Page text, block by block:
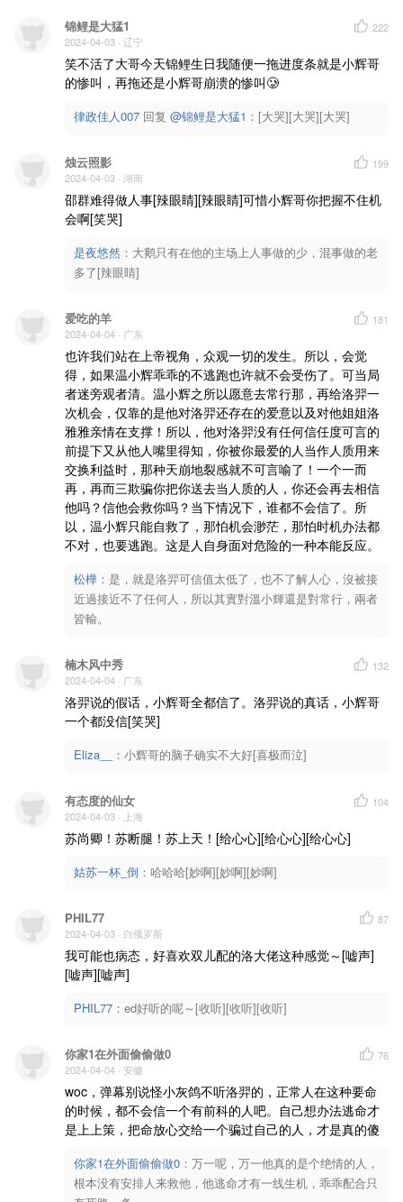
锦鲤是大猛1
2024-04-03 · 辽宁
222
笑不活了大哥今天锦鲤生日我随便一拖进度条就是小辉哥
的惨叫，再拖还是小辉哥崩溃的惨叫🥲
律政佳人007 回复 @锦鲤是大猛1 ：[大哭][大哭][大哭]
烛云照影
2024-04-03 · 湖南
199
邵群难得做人事[辣眼睛][辣眼睛]可惜小辉哥你把握不住机
会啊[笑哭]
是夜悠然 ： 大鹅只有在他的主场上人事做的少，混事做的老
多了[辣眼睛]
爱吃的羊
2024-04-04 · 广东
181
也许我们站在上帝视角，众观一切的发生。所以，会觉
得，如果温小辉乖乖的不逃跑也许就不会受伤了。可当局
者迷旁观者清。温小辉之所以愿意去常行那，再给洛羿一
次机会，仅靠的是他对洛羿还存在的爱意以及对他姐姐洛
雅雅亲情在支撑！所以，他对洛羿没有任何信任度可言的
前提下又从他人嘴里得知，你被你最爱的人当作人质用来
交换利益时，那种天崩地裂感就不可言喻了！一个一而
再，再而三欺骗你把你送去当人质的人，你还会再去相信
他吗？信他会救你吗？当下情况下，谁都不会信了。所
以，温小辉只能自救了，那怕机会渺茫，那怕时机办法都
不对，也要逃跑。这是人自身面对危险的一种本能反应。
松樺 ： 是，就是洛羿可信值太低了，也不了解人心，沒被接
近過接近不了任何人，所以其實對溫小輝還是對常行，兩者
皆輸。
楠木风中秀
2024-04-04 · 广东
132
洛羿说的假话，小辉哥全都信了。洛羿说的真话，小辉哥
一个都没信[笑哭]
Eliza__ ： 小辉哥的脑子确实不大好[喜极而泣]
有态度的仙女
2024-04-03 · 上海
104
苏尚卿！苏断腿！苏上天！[给心心][给心心][给心心]
姑苏一杯_倒 ： 哈哈哈[妙啊][妙啊][妙啊]
PHIL77
2024-04-03 · 白俄罗斯
87
我可能也病态，好喜欢双儿配的洛大佬这种感觉～[嘘声]
[嘘声][嘘声]
PHIL77 ： ed好听的呢～[收听][收听][收听]
你家1在外面偷偷做0
2024-04-04 · 安徽
76
woc，弹幕别说怪小灰鸽不听洛羿的，正常人在这种要命
的时候，都不会信一个有前科的人吧。自己想办法逃命才
是上上策，把命放心交给一个骗过自己的人，才是真的傻
你家1在外面偷偷做0 ： 万一呢，万一他真的是个绝情的人，
根本没有安排人来救他，他逃命才有一线生机，乖乖配合只